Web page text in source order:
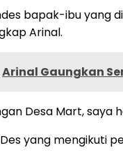
bapak-ibu yang
Arinal.
Arinal Gaungkan
Desa Mart,
yang mengikuti